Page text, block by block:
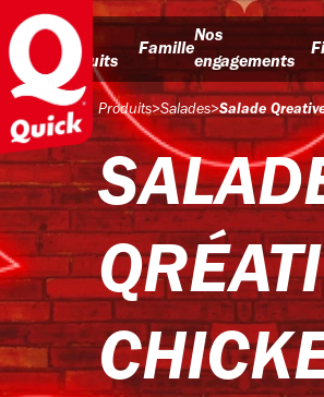
Nos
produits
Famille
Nos
engagements
Produits>Salades>Salade